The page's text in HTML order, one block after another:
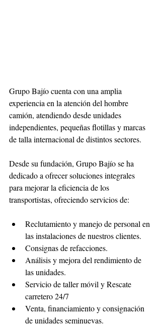
Grupo Bajío cuenta con una amplia
experiencia en la atención del hombre
camión, atendiendo desde unidades
independientes, pequeñas flotillas y marcas
de talla internacional de distintos sectores.
Desde su fundación, Grupo Bajío se ha
dedicado a ofrecer soluciones integrales
para mejorar la eficiencia de los
transportistas, ofreciendo servicios de:
Reclutamiento y manejo de personal en
las instalaciones de nuestros clientes.
Consignas de refacciones.
Análisis y mejora del rendimiento de
las unidades.
Servicio de taller móvil y Rescate
carretero 24/7
Venta, financiamiento y consignación
de unidades seminuevas.